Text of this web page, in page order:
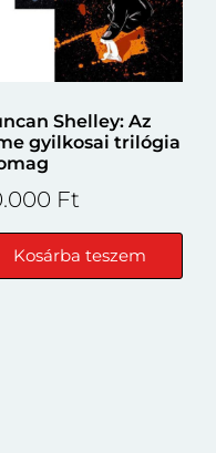
Shelley: Az
gyilkosai trilógia
Ft
Kosárba teszem